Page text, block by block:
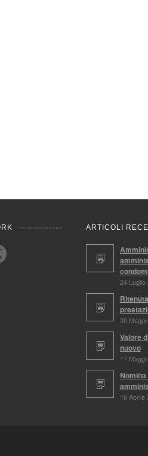
ARTICOLI
24 Luglio
30
Valore
nuovo
17
16 Aprile